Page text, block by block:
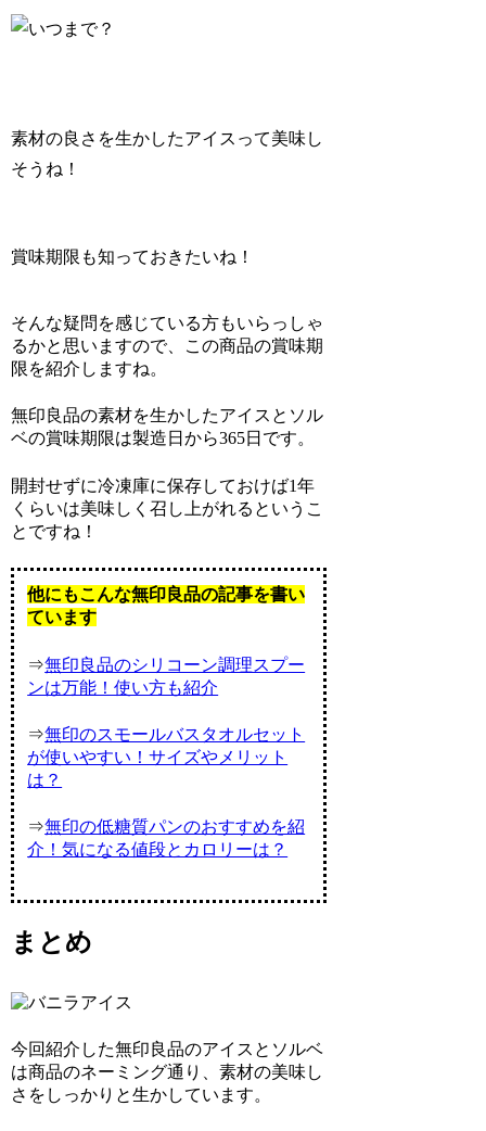
素材の良さを生かしたアイスって美味し
そうね！
賞味期限も知っておきたいね！
そんな疑問を感じている方もいらっしゃ
るかと思いますので、この商品の賞味期
限を紹介しますね。
無印良品の素材を生かしたアイスとソル
ベの賞味期限は製造日から365日です。
開封せずに冷凍庫に保存しておけば1年
くらいは美味しく召し上がれるというこ
とですね！
他にもこんな無印良品の記事を書い
ています
⇒無印良品のシリコーン調理スプー
ンは万能！使い方も紹介
⇒無印のスモールバスタオルセット
が使いやすい！サイズやメリット
は？
⇒無印の低糖質パンのおすすめを紹
介！気になる値段とカロリーは？
まとめ
今回紹介した無印良品のアイスとソルベ
は商品のネーミング通り、素材の美味し
さをしっかりと生かしています。